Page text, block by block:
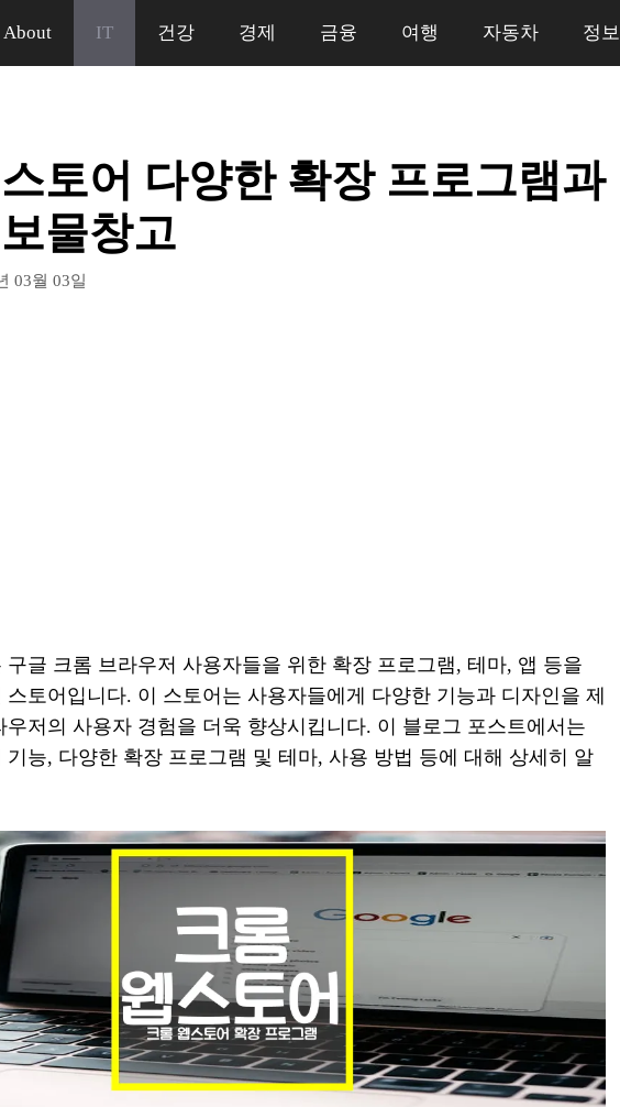
About IT 건강 경제 금융 여행 자동차 정보
토어 다양한 확장 프로그램과
물창고
03월 03일
구글 크롬 브라우저 사용자들을 위한 확장 프로그램, 테마, 앱 등을
스토어입니다. 이 스토어는 사용자들에게 다양한 기능과 디자인을 제
우저의 사용자 경험을 더욱 향상시킵니다. 이 블로그 포스트에서는
기능, 다양한 확장 프로그램 및 테마, 사용 방법 등에 대해 상세히 알